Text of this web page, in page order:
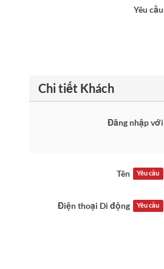
Yêu cầu
Chi tiết Khách
Đăng nhập với
Tên Yêu cầu
Điện thoại Di động Yêu cầu